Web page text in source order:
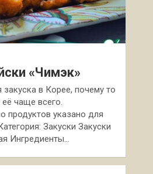
«Чимэк»
закуска в Корее, почему то
чаще всего.
продуктов указано для
Закуски Закуски
Ингредиенты…